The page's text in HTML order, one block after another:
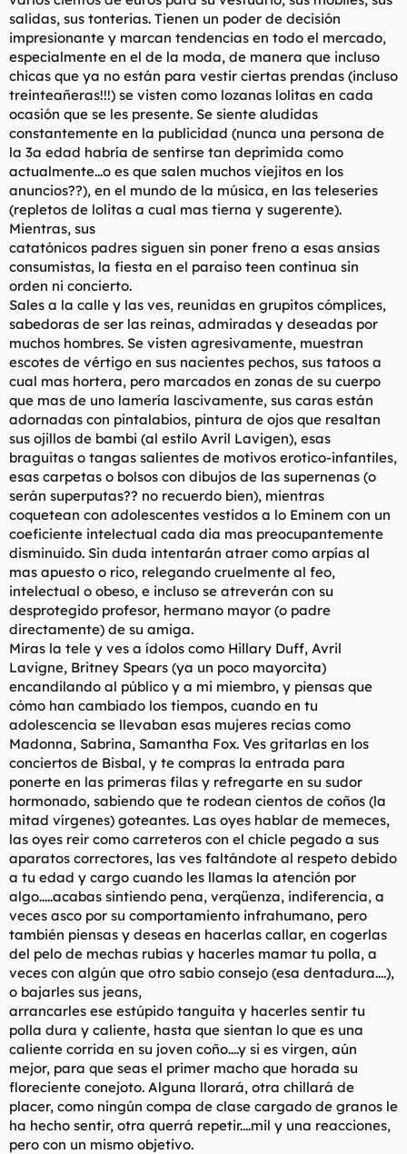
salidas, sus tonterias. Tienen un poder de decisión
impresionante y marcan tendencias en todo el mercado,
especialmente en el de la moda, de manera que incluso
chicas que ya no están para vestir ciertas prendas (incluso
treinteañeras!!!) se visten como lozanas lolitas en cada
ocasión que se les presente. Se siente aludidas
constantemente en la publicidad (nunca una persona de
la 3a edad habría de sentirse tan deprimida como
actualmente...o es que salen muchos viejitos en los
anuncios??), en el mundo de la música, en las teleseries
(repletos de lolitas a cual mas tierna y sugerente).
Mientras, sus
catatónicos padres siguen sin poner freno a esas ansias
consumistas, la fiesta en el paraiso teen continua sin
orden ni concierto.
Sales a la calle y las ves, reunidas en grupitos cómplices,
sabedoras de ser las reinas, admiradas y deseadas por
muchos hombres. Se visten agresivamente, muestran
escotes de vértigo en sus nacientes pechos, sus tatoos a
cual mas hortera, pero marcados en zonas de su cuerpo
que mas de uno lamería lascivamente, sus caras están
adornadas con pintalabios, pintura de ojos que resaltan
sus ojillos de bambi (al estilo Avril Lavigen), esas
braguitas o tangas salientes de motivos erotico-infantiles,
esas carpetas o bolsos con dibujos de las supernenas (o
serán superputas?? no recuerdo bien), mientras
coquetean con adolescentes vestidos a lo Eminem con un
coeficiente intelectual cada dia mas preocupantemente
disminuido. Sin duda intentarán atraer como arpías al
mas apuesto o rico, relegando cruelmente al feo,
intelectual o obeso, e incluso se atreverán con su
desprotegido profesor, hermano mayor (o padre
directamente) de su amiga.
Miras la tele y ves a ídolos como Hillary Duff, Avril
Lavigne, Britney Spears (ya un poco mayorcita)
encandilando al público y a mi miembro, y piensas que
cómo han cambiado los tiempos, cuando en tu
adolescencia se llevaban esas mujeres recias como
Madonna, Sabrina, Samantha Fox. Ves gritarlas en los
conciertos de Bisbal, y te compras la entrada para
ponerte en las primeras filas y refregarte en su sudor
hormonado, sabiendo que te rodean cientos de coños (la
mitad vírgenes) goteantes. Las oyes hablar de memeces,
las oyes reir como carreteros con el chicle pegado a sus
aparatos correctores, las ves faltándote al respeto debido
a tu edad y cargo cuando les llamas la atención por
algo.....acabas sintiendo pena, verqüenza, indiferencia, a
veces asco por su comportamiento infrahumano, pero
también piensas y deseas en hacerlas callar, en cogerlas
del pelo de mechas rubias y hacerles mamar tu polla, a
veces con algún que otro sabio consejo (esa dentadura....),
o bajarles sus jeans,
arrancarles ese estúpido tanguita y hacerles sentir tu
polla dura y caliente, hasta que sientan lo que es una
caliente corrida en su joven coño....y si es virgen, aún
mejor, para que seas el primer macho que horada su
floreciente conejoto. Alguna llorará, otra chillará de
placer, como ningún compa de clase cargado de granos le
ha hecho sentir, otra querrá repetir....mil y una reacciones,
pero con un mismo objetivo.